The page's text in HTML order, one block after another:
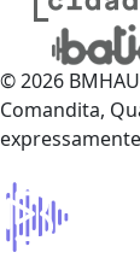
© 2026
Comandita,